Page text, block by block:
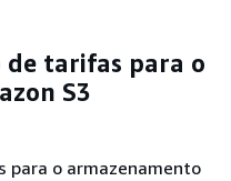
de tarifas para o
S3
para o armazenamento